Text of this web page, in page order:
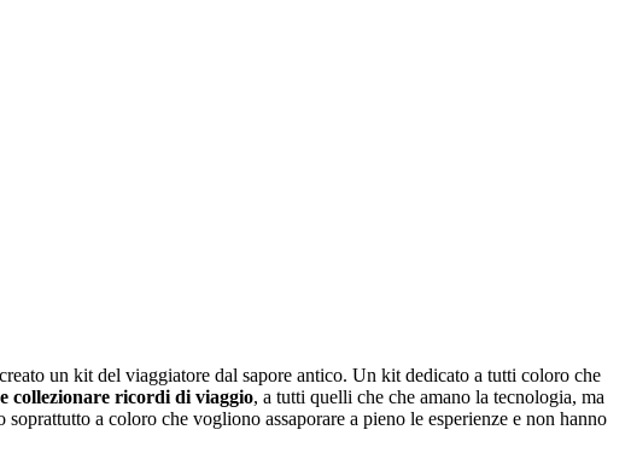
un kit del viaggiatore dal sapore antico. Un kit dedicato a tutti coloro che
collezionare ricordi di viaggio, a tutti quelli che che amano la tecnologia, ma
a coloro che vogliono assaporare a pieno le esperienze e non hanno